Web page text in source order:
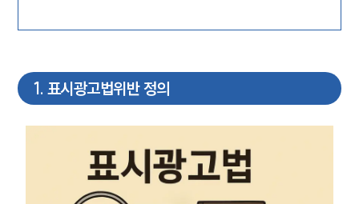
1. 표시광고법위반 정의